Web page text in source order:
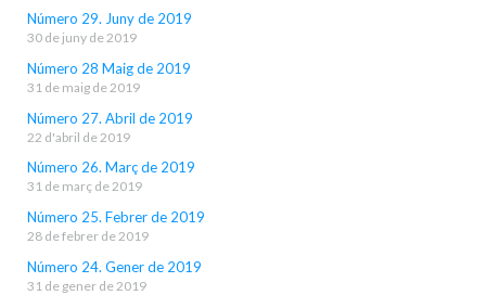
Número 29. Juny de 2019
30 de juny de 2019
Número 28 Maig de 2019
31 de maig de 2019
Número 27. Abril de 2019
22 d'abril de 2019
Número 26. Març de 2019
31 de març de 2019
Número 25. Febrer de 2019
28 de febrer de 2019
Número 24. Gener de 2019
31 de gener de 2019